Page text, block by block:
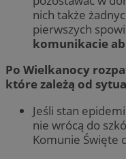
nich także
pierwszych
komunikacie
Po Wielkanocy
które zależą od
Jeśli stan
nie wrócą do
Komunie Święte